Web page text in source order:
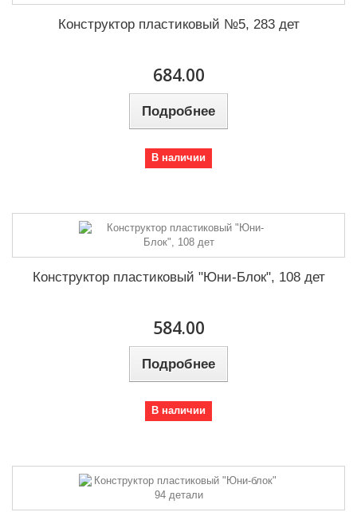
Конструктор пластиковый №5, 283 дет
684.00
Подробнее
В наличии
Конструктор пластиковый "Юни-Блок", 108 дет
584.00
Подробнее
В наличии